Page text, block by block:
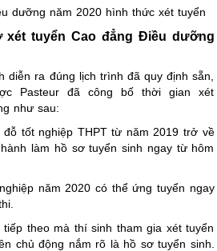
dưỡng năm 2020 hình thức xét tuyển
xét tuyển Cao đẳng Điều dưỡng
diễn ra đúng lịch trình đã quy định sẵn,
Pasteur đã công bố thời gian xét
như sau:
tốt nghiệp THPT từ năm 2019 trở về
làm hồ sơ tuyển sinh ngay từ hôm
năm 2020 có thể ứng tuyển ngay
theo mà thí sinh tham gia xét tuyển
chủ động nắm rõ là hồ sơ tuyển sinh.